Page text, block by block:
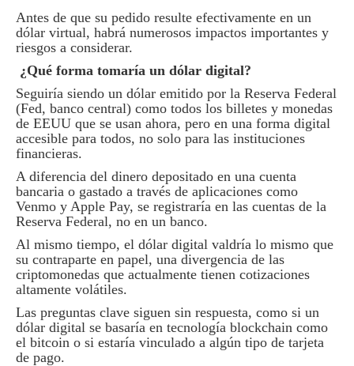
Antes de que su pedido resulte efectivamente en un
dólar virtual, habrá numerosos impactos importantes y
riesgos a considerar.
¿Qué forma tomaría un dólar digital?
Seguiría siendo un dólar emitido por la Reserva Federal
(Fed, banco central) como todos los billetes y monedas
de EEUU que se usan ahora, pero en una forma digital
accesible para todos, no solo para las instituciones
financieras.
A diferencia del dinero depositado en una cuenta
bancaria o gastado a través de aplicaciones como
Venmo y Apple Pay, se registraría en las cuentas de la
Reserva Federal, no en un banco.
Al mismo tiempo, el dólar digital valdría lo mismo que
su contraparte en papel, una divergencia de las
criptomonedas que actualmente tienen cotizaciones
altamente volátiles.
Las preguntas clave siguen sin respuesta, como si un
dólar digital se basaría en tecnología blockchain como
el bitcoin o si estaría vinculado a algún tipo de tarjeta
de pago.